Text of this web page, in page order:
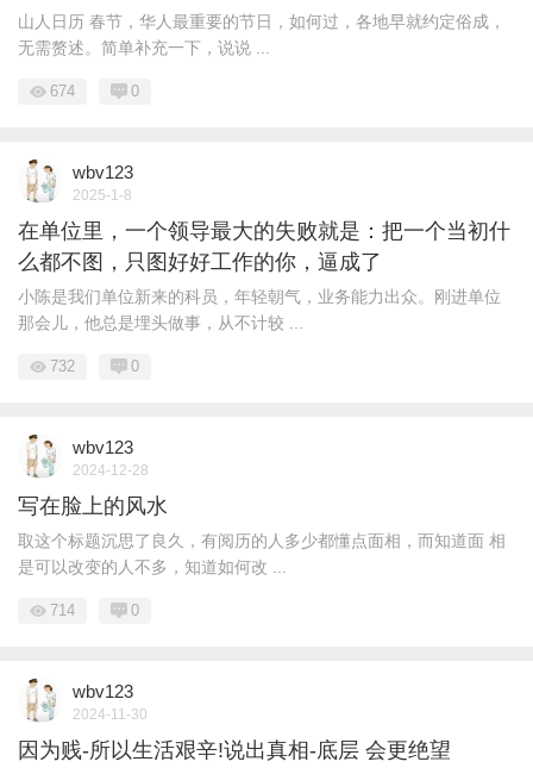
山人日历 春节，华人最重要的节日，如何过，各地早就约定俗成，
无需赘述。简单补充一下，说说 ...
674 0
wbv123
2025-1-8
在单位里，一个领导最大的失败就是：把一个当初什
么都不图，只图好好工作的你，逼成了
小陈是我们单位新来的科员，年轻朝气，业务能力出众。刚进单位
那会儿，他总是埋头做事，从不计较 ...
732 0
wbv123
2024-12-28
写在脸上的风水
取这个标题沉思了良久，有阅历的人多少都懂点面相，而知道面 相
是可以改变的人不多，知道如何改 ...
714 0
wbv123
2024-11-30
因为贱-所以生活艰辛!说出真相-底层 会更绝望